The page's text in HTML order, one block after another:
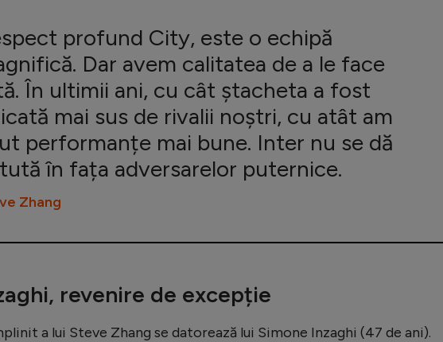
profund City, este o echipă
Dar avem calitatea de a le face
În ultimii ani, cu cât ștacheta a fost
mai sus de rivalii noștri, cu atât am
performanțe mai bune. Inter nu se dă
în fața adversarelor puternice.
Zhang
revenire de excepție
a lui Steve Zhang se datorează lui Simone Inzaghi (47 de ani).